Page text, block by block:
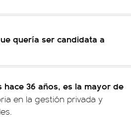
quería ser candidata a
hace 36 años, es la mayor de
en la gestión privada y